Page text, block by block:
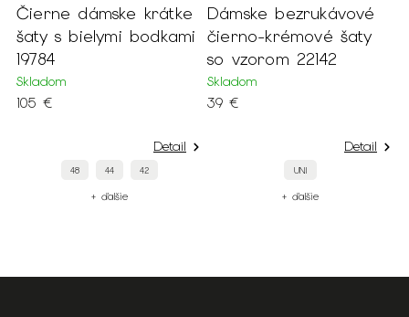
Čierne dámske krátke
šaty s bielymi bodkami
19784
Skladom
105 €
Detail
48 44 42
+ ďalšie
Dámske bezrukávové
čierno-krémové šaty
so vzorom 22142
Skladom
39 €
Detail
UNI
+ ďalšie